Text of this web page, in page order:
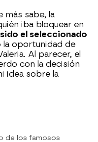
más sabe, la
iba bloquear en
el seleccionado
la oportunidad de
Al parecer, el
con la decisión
idea sobre la
de los famosos